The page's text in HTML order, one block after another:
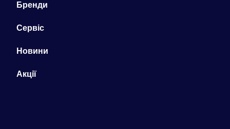
Бренди
Сервіс
Новини
Акції